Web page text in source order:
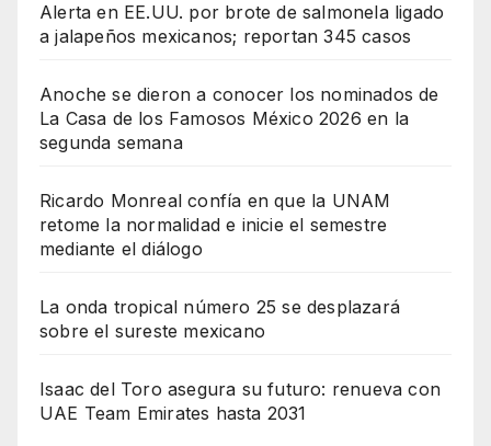
Alerta en EE.UU. por brote de salmonela ligado
a jalapeños mexicanos; reportan 345 casos
Anoche se dieron a conocer los nominados de
La Casa de los Famosos México 2026 en la
segunda semana
Ricardo Monreal confía en que la UNAM
retome la normalidad e inicie el semestre
mediante el diálogo
La onda tropical número 25 se desplazará
sobre el sureste mexicano
Isaac del Toro asegura su futuro: renueva con
UAE Team Emirates hasta 2031